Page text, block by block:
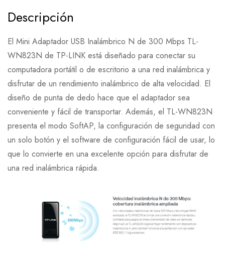
Descripción
El Mini Adaptador USB Inalámbrico N de 300 Mbps TL-
WN823N de TP-LINK está diseñado para conectar su
computadora portátil o de escritorio a una red inalámbrica y
disfrutar de un rendimiento inalámbrico de alta velocidad. El
diseño de punta de dedo hace que el adaptador sea
conveniente y fácil de transportar. Además, el TL-WN823N
presenta el modo SoftAP, la configuración de seguridad con
un solo botón y el software de configuración fácil de usar, lo
que lo convierte en una excelente opción para disfrutar de
una red inalámbrica rápida.